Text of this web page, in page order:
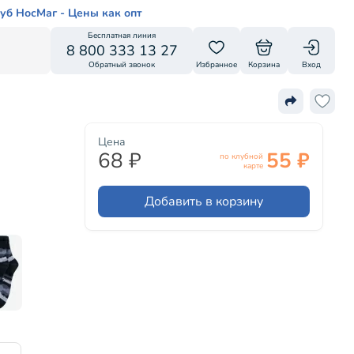
НосМаг - Цены как опт
Бесплатная линия
8 800 333 13 27
Обратный звонок Избранное Корзина Вход
Цена
68 ₽
по клубной
карте 55 ₽
Добавить в корзину